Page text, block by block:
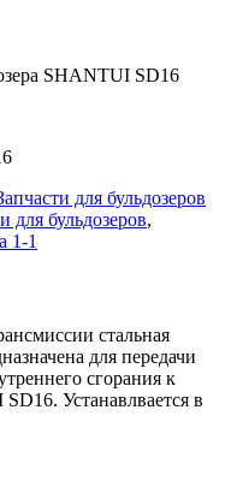
SHANTUI SD16
для бульдозеров
для бульдозеров,
1-1
стальная
для передачи
сгорания к
Устанавлвается в